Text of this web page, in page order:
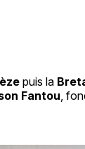
puis la
Fantou,